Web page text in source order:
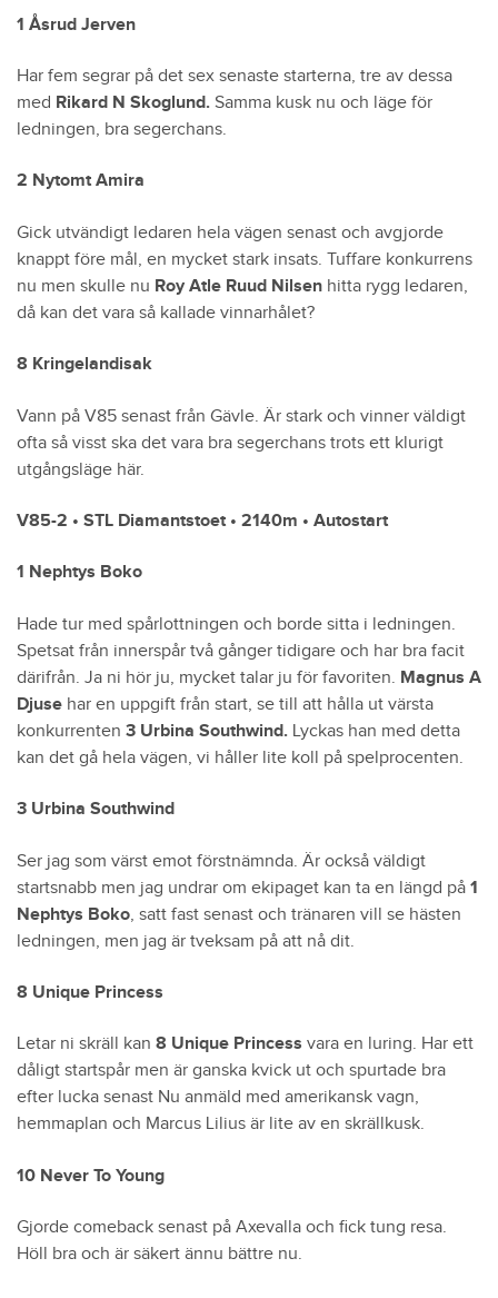
1 Åsrud Jerven
Har fem segrar på det sex senaste starterna, tre av dessa
med Rikard N Skoglund. Samma kusk nu och läge för
ledningen, bra segerchans.
2 Nytomt Amira
Gick utvändigt ledaren hela vägen senast och avgjorde
knappt före mål, en mycket stark insats. Tuffare konkurrens
nu men skulle nu Roy Atle Ruud Nilsen hitta rygg ledaren,
då kan det vara så kallade vinnarhålet?
8 Kringelandisak
Vann på V85 senast från Gävle. Är stark och vinner väldigt
ofta så visst ska det vara bra segerchans trots ett klurigt
utgångsläge här.
V85-2 • STL Diamantstoet • 2140m • Autostart
1 Nephtys Boko
Hade tur med spårlottningen och borde sitta i ledningen.
Spetsat från innerspår två gånger tidigare och har bra facit
därifrån. Ja ni hör ju, mycket talar ju för favoriten. Magnus A
Djuse har en uppgift från start, se till att hålla ut värsta
konkurrenten 3 Urbina Southwind. Lyckas han med detta
kan det gå hela vägen, vi håller lite koll på spelprocenten.
3 Urbina Southwind
Ser jag som värst emot förstnämnda. Är också väldigt
startsnabb men jag undrar om ekipaget kan ta en längd på 1
Nephtys Boko, satt fast senast och tränaren vill se hästen
ledningen, men jag är tveksam på att nå dit.
8 Unique Princess
Letar ni skräll kan 8 Unique Princess vara en luring. Har ett
dåligt startspår men är ganska kvick ut och spurtade bra
efter lucka senast Nu anmäld med amerikansk vagn,
hemmaplan och Marcus Lilius är lite av en skrällkusk.
10 Never To Young
Gjorde comeback senast på Axevalla och fick tung resa.
Höll bra och är säkert ännu bättre nu.